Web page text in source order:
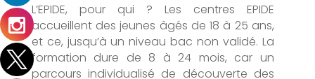
L’EPIDE, pour qui ? Les centres EPIDE
accueillent des jeunes âgés de 18 à 25 ans,
et ce, jusqu’à un niveau bac non validé. La
formation dure de 8 à 24 mois, car un
parcours individualisé de découverte des